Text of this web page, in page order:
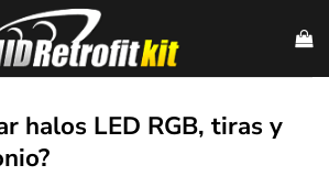
halos LED RGB, tiras y